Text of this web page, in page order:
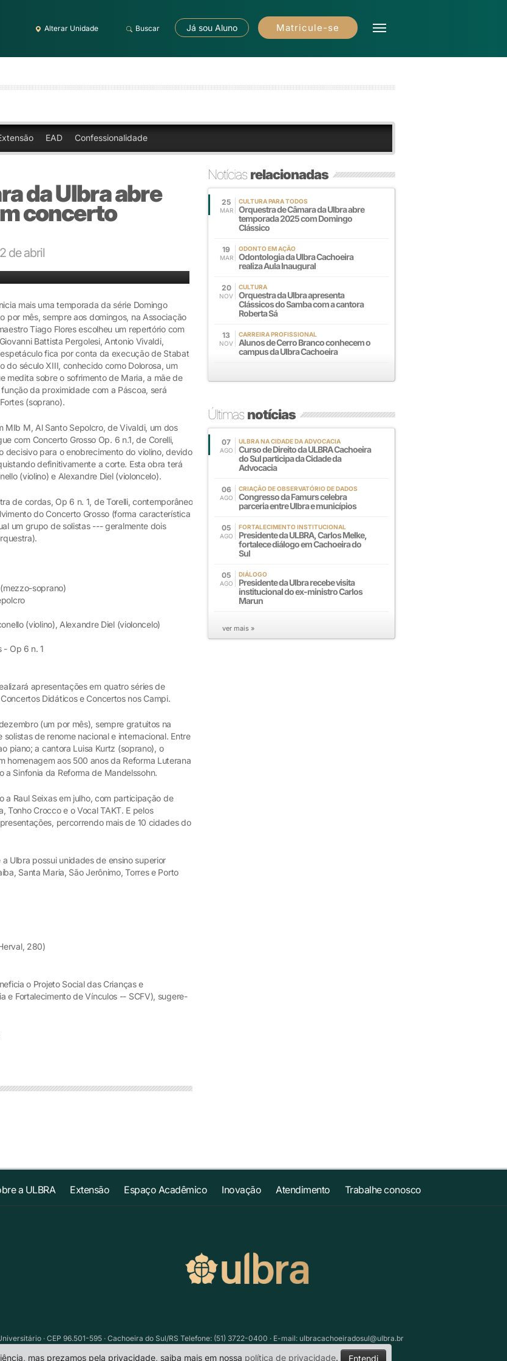
Alterar Unidade Buscar Já sou Aluno Matricule-se
EAD Confessionalidade
da Ulbra abre
concerto
de abril
mais uma temporada da série Domingo
por mês, sempre aos domingos, na Associação
Tiago Flores escolheu um repertório com
Battista Pergolesi, Antonio Vivaldi,
fica por conta da execução de Stabat
do século XIII, conhecido como Dolorosa, um
medita sobre o sofrimento de Maria, a mãe de
da proximidade com a Páscoa, será
(soprano).
MIb M, Al Santo Sepolcro, de Vivaldi, um dos
com Concerto Grosso Op. 6 n.1, de Corelli,
para o enobrecimento do violino, devido
definitivamente a corte. Esta obra terá
(violino) e Alexandre Diel (violoncelo).
de cordas, Op 6 n. 1, de Torelli, contemporâneo
do Concerto Grosso (forma característica
um grupo de solistas --- geralmente dois
soprano)
(violino), Alexandre Diel (violoncelo)
- Op 6 n. 1
apresentações em quatro séries de
Didáticos e Concertos nos Campi.
(um por mês), sempre gratuitos na
de renome nacional e internacional. Entre
piano; a cantora Luisa Kurtz (soprano), o
homenagem aos 500 anos da Reforma Luterana
Sinfonia da Reforma de Mandelssohn.
Raul Seixas em julho, com participação de
Tonho Crocco e o Vocal TAKT. E pelos
percorrendo mais de 10 cidades do
Ulbra possui unidades de ensino superior
Santa Maria, São Jerônimo, Torres e Porto
280)
o Projeto Social das Crianças e
e Fortalecimento de Vínculos -- SCFV), sugere-
Notíciasrelacionadas
25
MAR
CULTURA PARA TODOS
Orquestra de Câmara da Ulbra abre
temporada 2025 com Domingo
Clássico
19
MAR
ODONTO EM AÇÃO
Odontologia da Ulbra Cachoeira
realiza Aula Inaugural
20
NOV
CULTURA
Orquestra da Ulbra apresenta
Clássicos do Samba com a cantora
Roberta Sá
13
NOV
CARREIRA PROFISSIONAL
Alunos de Cerro Branco conhecem o
campus da Ulbra Cachoeira
Últimasnotícias
07
AGO
ULBRA NA CIDADE DA ADVOCACIA
Curso de Direito da ULBRA Cachoeira
do Sul participa da Cidade da
Advocacia
06
AGO
CRIAÇÃO DE OBSERVATÓRIO DE DADOS
Congresso da Famurs celebra
parceria entre Ulbra e municípios
05
AGO
FORTALECIMENTO INSTITUCIONAL
Presidente da ULBRA, Carlos Melke,
fortalece diálogo em Cachoeira do
Sul
05
AGO
DIÁLOGO
Presidente da Ulbra recebe visita
institucional do ex-ministro Carlos
Marun
ver mais »
a ULBRA Extensão Espaço Acadêmico Inovação Atendimento Trabalhe conosco
· CEP 96.501-595 · Cachoeira do Sul/RS Telefone: (51) 3722-0400 · E-mail: ulbracachoeiradosul@ulbra.br
mas prezamos pela privacidade, saiba mais em nossa política de privacidade. Entendi